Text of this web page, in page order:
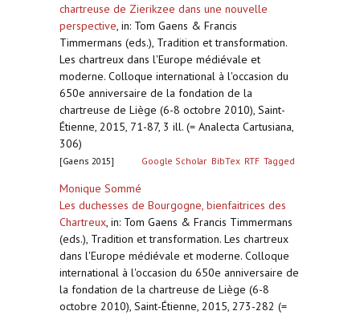
chartreuse de Zierikzee dans une nouvelle
perspective, in: Tom Gaens & Francis
Timmermans (eds.), Tradition et transformation.
Les chartreux dans l'Europe médiévale et
moderne. Colloque international à l'occasion du
650e anniversaire de la fondation de la
chartreuse de Liège (6-8 octobre 2010), Saint-
Étienne, 2015, 71-87, 3 ill. (= Analecta Cartusiana,
306)
[Gaens 2015] Google Scholar BibTex RTF Tagged
Monique Sommé
Les duchesses de Bourgogne, bienfaitrices des
Chartreux, in: Tom Gaens & Francis Timmermans
(eds.), Tradition et transformation. Les chartreux
dans l'Europe médiévale et moderne. Colloque
international à l'occasion du 650e anniversaire de
la fondation de la chartreuse de Liège (6-8
octobre 2010), Saint-Étienne, 2015, 273-282 (=